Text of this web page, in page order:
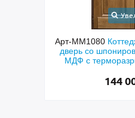
двустворчатая
панелями
стеклами и